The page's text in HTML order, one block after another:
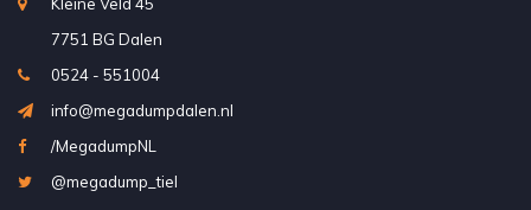
7751 BG Dalen
0524 - 551004
info@megadumpdalen.nl
/MegadumpNL
@megadump_tiel